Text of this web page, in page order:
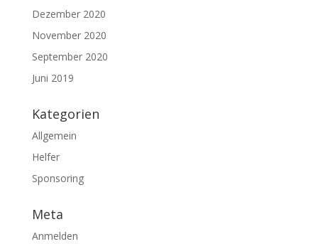
Dezember 2020
November 2020
September 2020
Juni 2019
Kategorien
Allgemein
Helfer
Sponsoring
Meta
Anmelden